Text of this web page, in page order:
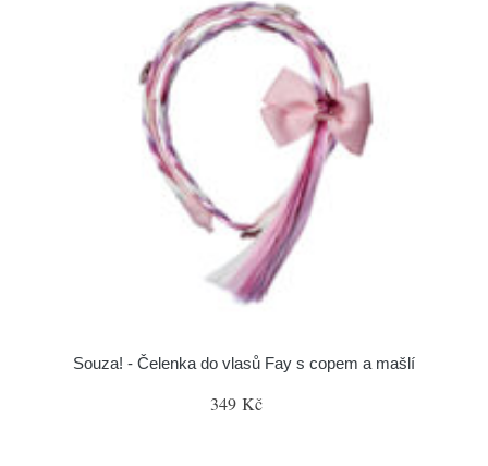
Souza! - Čelenka do vlasů Fay s copem a mašlí
349 Kč